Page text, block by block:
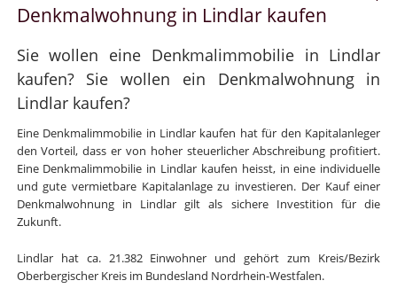
Denkmalwohnung in Lindlar kaufen
Sie wollen eine Denkmalimmobilie in Lindlar
kaufen? Sie wollen ein Denkmalwohnung in
Lindlar kaufen?
Eine Denkmalimmobilie in Lindlar kaufen hat für den Kapitalanleger
den Vorteil, dass er von hoher steuerlicher Abschreibung profitiert.
Eine Denkmalimmobilie in Lindlar kaufen heisst, in eine individuelle
und gute vermietbare Kapitalanlage zu investieren. Der Kauf einer
Denkmalwohnung in Lindlar gilt als sichere Investition für die
Zukunft.
Lindlar hat ca. 21.382 Einwohner und gehört zum Kreis/Bezirk
Oberbergischer Kreis im Bundesland Nordrhein-Westfalen.